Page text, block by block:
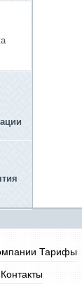
Тарифы
Контакты